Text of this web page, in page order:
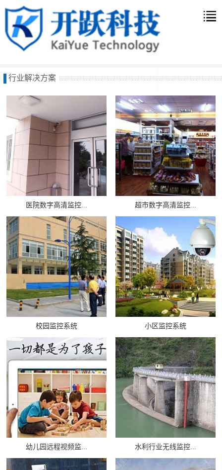
行业解决方案
医院数字高清监控... 超市数字高清监控...
校园监控系统 小区监控系统
幼儿园远程视频监... 水利行业无线监控...